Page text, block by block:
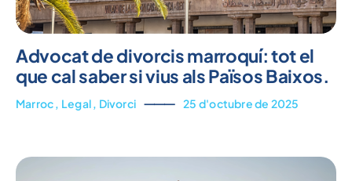
Advocat de divorcis marroquí: tot el
que cal saber si vius als Països Baixos.
Marroc, Legal, Divorci ⸻ 25 d'octubre de 2025